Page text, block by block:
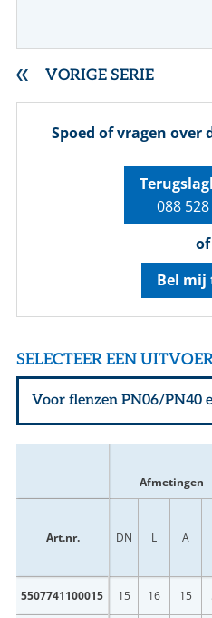
VORIGE SERIE
Spoed of vragen over
088 528
of
Bel mij
SELECTEER EEN
Afmetingen
Art.nr. DN L A
5507741100015 15 16 15